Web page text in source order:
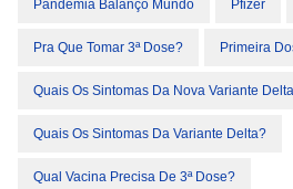
Pandemia Balanço Mundo Pfizer
Pra Que Tomar 3ª Dose? Primeira
Quais Os Sintomas Da Nova Variante Delta
Quais Os Sintomas Da Variante Delta?
Qual Vacina Precisa De 3ª Dose?